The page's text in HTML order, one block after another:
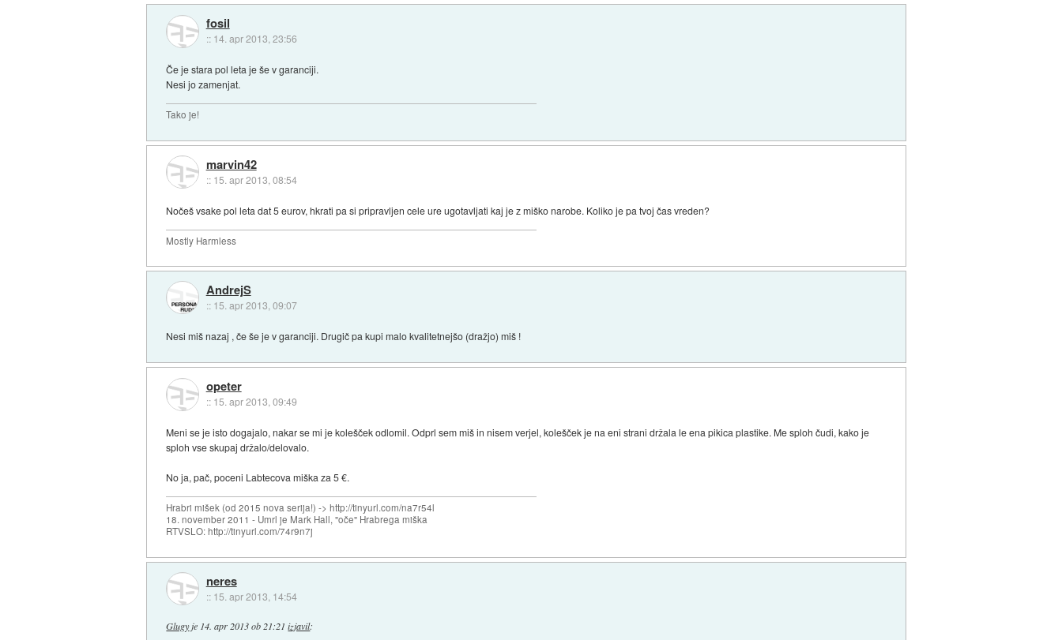
fosil
:: 14. apr 2013, 23:56
Če je stara pol leta je še v garanciji.
Nesi jo zamenjat.
Tako je!
marvin42
:: 15. apr 2013, 08:54
Nočeš vsake pol leta dat 5 eurov, hkrati pa si pripravljen cele ure ugotavljati kaj je z miško narobe. Koliko je pa tvoj čas vreden?
Mostly Harmless
AndrejS
:: 15. apr 2013, 09:07
Nesi miš nazaj , če še je v garanciji. Drugič pa kupi malo kvalitetnejšo (dražjo) miš !
opeter
:: 15. apr 2013, 09:49
Meni se je isto dogajalo, nakar se mi je kolešček odlomil. Odprl sem miš in nisem verjel, kolešček je na eni strani držala le ena pikica plastike. Me sploh čudi, kako je
sploh vse skupaj držalo/delovalo.
No ja, pač, poceni Labtecova miška za 5 €.
Hrabri mišek (od 2015 nova serija!) -> http://tinyurl.com/na7r54l
18. november 2011 - Umrl je Mark Hall, "oče" Hrabrega miška
RTVSLO: http://tinyurl.com/74r9n7j
neres
:: 15. apr 2013, 14:54
Glugyje 14. apr 2013 ob 21:21 izjavil: